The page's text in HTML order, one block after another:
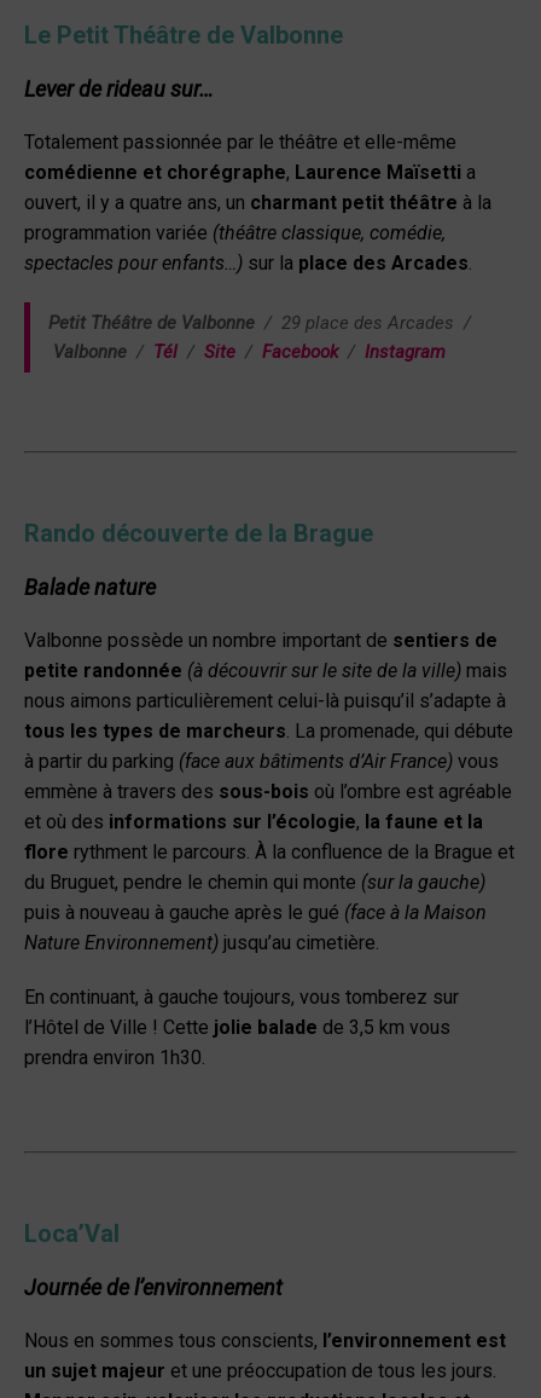
Le Petit Théâtre de Valbonne
Lever de rideau sur…
Totalement passionnée par le théâtre et elle-même
comédienne et chorégraphe, Laurence Maïsetti a
ouvert, il y a quatre ans, un charmant petit théâtre à la
programmation variée (théâtre classique, comédie,
spectacles pour enfants…) sur la place des Arcades.
Petit Théâtre de Valbonne / 29 place des Arcades /
Valbonne / Tél / Site / Facebook/ Instagram
Rando découverte de la Brague
Balade nature
Valbonne possède un nombre important de sentiers de
petite randonnée (à découvrir sur le site de la ville) mais
nous aimons particulièrement celui-là puisqu’il s’adapte à
tous les types de marcheurs. La promenade, qui débute
à partir du parking (face aux bâtiments d’Air France) vous
emmène à travers des sous-bois où l’ombre est agréable
et où des informations sur l’écologie, la faune et la
flore rythment le parcours. À la confluence de la Brague et
du Bruguet, pendre le chemin qui monte (sur la gauche)
puis à nouveau à gauche après le gué (face à la Maison
Nature Environnement) jusqu’au cimetière.
En continuant, à gauche toujours, vous tomberez sur
l’Hôtel de Ville ! Cette jolie balade de 3,5 km vous
prendra environ 1h30.
Loca’Val
Journée de l’environnement
Nous en sommes tous conscients, l’environnement est
un sujet majeur et une préoccupation de tous les jours.